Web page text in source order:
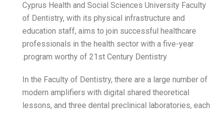
Cyprus Health and Social
of Dentistry, with its
education staff, aims to
professionals in the
program worthy of 21st
In the Faculty of
modern amplifiers with
lessons, and three dental